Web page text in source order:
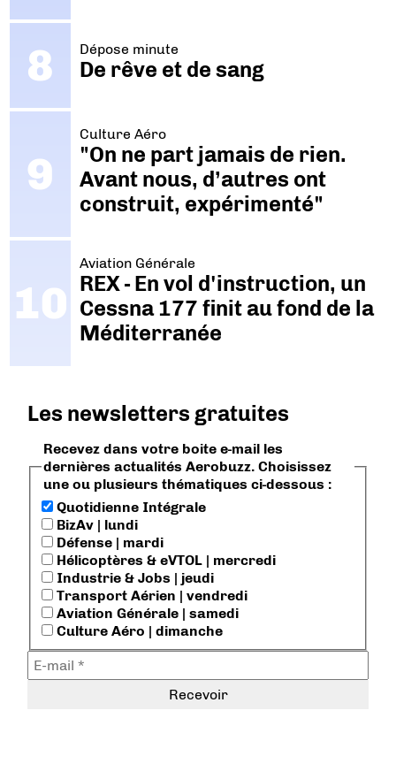
Dépose minute
De rêve et de sang
Culture Aéro
"On ne part jamais de rien.
Avant nous, d’autres ont
construit, expérimenté"
Aviation Générale
REX - En vol d'instruction, un
Cessna 177 finit au fond de la
Méditerranée
Les newsletters gratuites
Recevez dans votre boite e-mail les
dernières actualités Aerobuzz. Choisissez
une ou plusieurs thématiques ci-dessous :
Quotidienne Intégrale
BizAv | lundi
Défense | mardi
Hélicoptères & eVTOL | mercredi
Industrie & Jobs | jeudi
Transport Aérien | vendredi
Aviation Générale | samedi
Culture Aéro | dimanche